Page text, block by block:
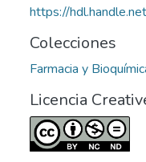
https://
Colecciones
Farmacia y
Licencia